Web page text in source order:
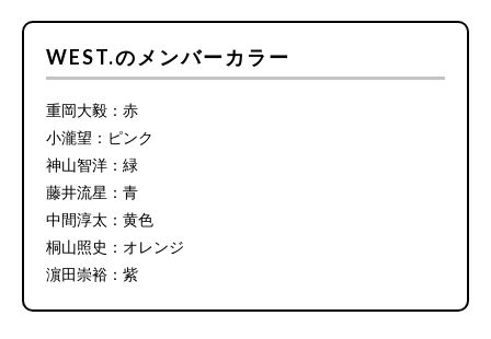
WEST.のメンバーカラー
重岡大毅：赤
小瀧望：ピンク
神山智洋：緑
藤井流星：青
中間淳太：黄色
桐山照史：オレンジ
濵田崇裕：紫